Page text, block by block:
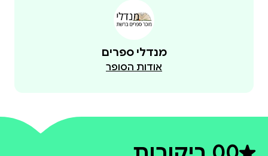
מנדלי ספרים
אודות הסופר